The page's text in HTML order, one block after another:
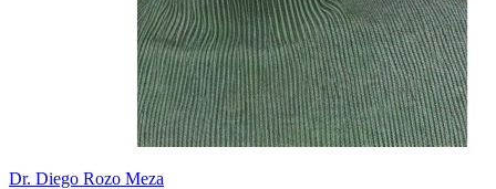
Dr. Diego Rozo Meza